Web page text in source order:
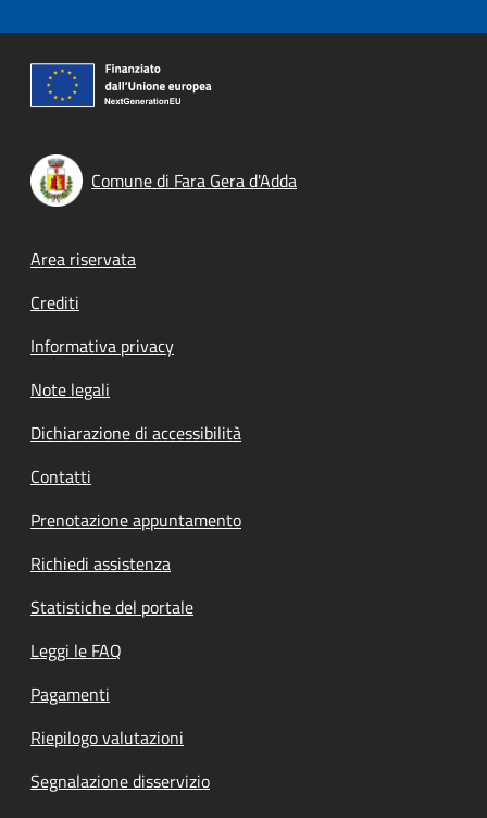
Comune di Fara Gera d'Adda
Footer menu
Area riservata
Crediti
Informativa privacy
Note legali
Dichiarazione di accessibilità
Contatti
Prenotazione appuntamento
Richiedi assistenza
Statistiche del portale
Leggi le FAQ
Pagamenti
Riepilogo valutazioni
Segnalazione disservizio